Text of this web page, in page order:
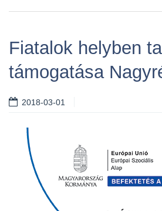
Fiatalok helyben
támogatása
2018-03-01